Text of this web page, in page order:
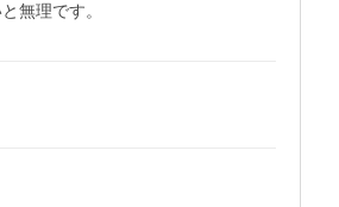
無理です。